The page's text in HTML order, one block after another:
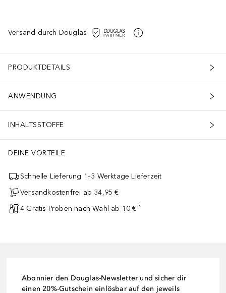
Versand durch Douglas
PRODUKTDETAILS
ANWENDUNG
INHALTSSTOFFE
DEINE VORTEILE
Schnelle Lieferung 1–3 Werktage Lieferzeit
Versandkostenfrei ab 34,95 €
4 Gratis-Proben nach Wahl ab 10 € ¹
Abonnier den Douglas-Newsletter und sicher dir
einen 20%-Gutschein einlösbar auf den jeweils